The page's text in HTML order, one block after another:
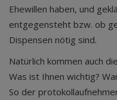
Ehewillen haben, und
entgegensteht bzw. ob
Dispensen nötig sind.
Natürlich kommen auch
Was ist Ihnen wichtig?
So der